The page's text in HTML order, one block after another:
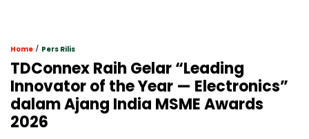
Home / Pers Rilis
TDConnex Raih Gelar “Leading
Innovator of the Year — Electronics”
dalam Ajang India MSME Awards
2026